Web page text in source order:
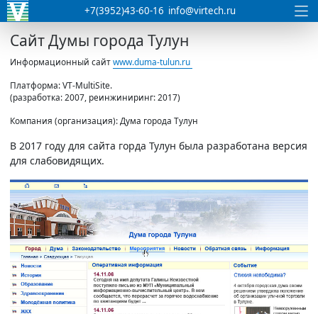
+7(3952)43-60-16 info@virtech.ru
Сайт Думы города Тулун
Информационный сайтwww.duma-tulun.ru
Платформа: VT-MultiSite.
(разработка: 2007, реинжиниринг: 2017)
Компания (организация): Дума города Тулун
В 2017 году для сайта горда Тулун была разработана версия
для слабовидящих.